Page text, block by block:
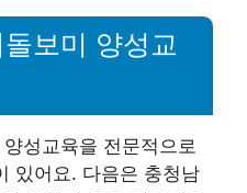
보미 양성교
성교육을 전문적으로
있어요. 다음은 충청남